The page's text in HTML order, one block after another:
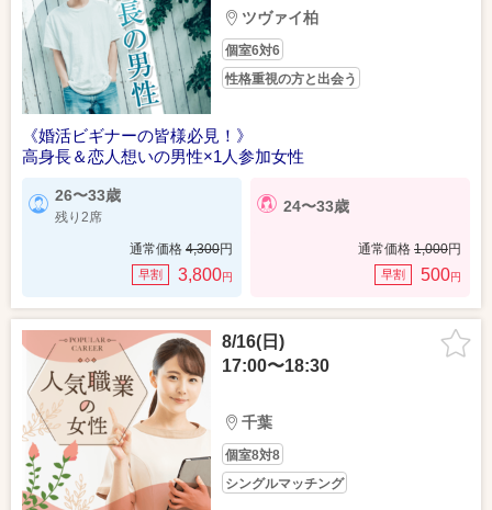
ツヴァイ柏
個室6対6
性格重視の方と出会う
《婚活ビギナーの皆様必見！》
高身長＆恋人想いの男性×1人参加女性
26〜33歳
残り2席
通常価格 4,300円
早割 3,800円
24〜33歳
通常価格 1,000円
早割 500円
8/16(日)
17:00〜18:30
千葉
個室8対8
シングルマッチング